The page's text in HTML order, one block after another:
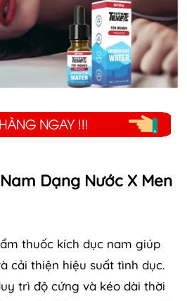
Dạng Nước X Men
thuốc kích dục nam giúp
cải thiện hiệu suất tình dục.
trì độ cứng và kéo dài thời